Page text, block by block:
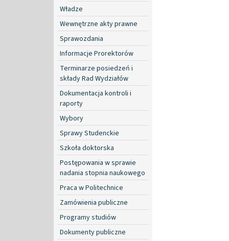
Władze
Wewnętrzne akty prawne
Sprawozdania
Informacje Prorektorów
Terminarze posiedzeń i
składy Rad Wydziałów
Dokumentacja kontroli i
raporty
Wybory
Sprawy Studenckie
Szkoła doktorska
Postępowania w sprawie
nadania stopnia naukowego
Praca w Politechnice
Zamówienia publiczne
Programy studiów
Dokumenty publiczne